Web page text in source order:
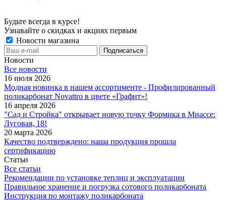
Будьте всегда в курсе!
Узнавайте о скидках и акциях первым
Новости магазина
Новости
Все новости
16 июля 2026
Модная новинка в нашем ассортименте - Профилированный
поликарбонат Novattro в цвете «Графит»!
16 апреля 2026
"Сад и Стройка" открывает новую точку Формика в Миассе:
Луговая, 18!
20 марта 2026
Качество подтверждено: наша продукция прошла
сертификацию
Статьи
Все статьи
Рекомендации по установке теплиц и эксплуатации
Правильное хранение и погрузка сотового поликарбоната
Инструкция по монтажу поликарбоната